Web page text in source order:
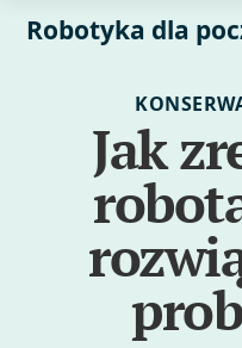
Robotyka dla
Jak